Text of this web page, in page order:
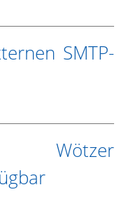
SMTP-
Wötzer